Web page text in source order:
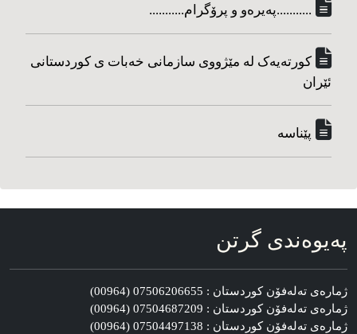
...........په‌یره‌و و پرۆگرام...........
کورته‌یه‌ک له مێژووی سازمانی خه‌بات ی کوردستانی
ئێران
پێناسه‌
په‌یوه‌ندی گرتن
ژماره‌ی ته‌له‌فۆن کوردستان : 07506206655 (00964)
ژماره‌ی ته‌له‌فۆن کوردستان : 07504687209 (00964)
ژماره‌ی ته‌له‌فۆن کوردستان : 07504497138 (00964)